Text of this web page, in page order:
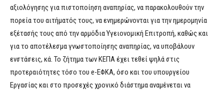
αξιολόγησης για πιστοποίηση αναπηρίας, να παρακολουθούν την
πορεία του αιτήματός τους, να ενημερώνονται για την ημερομηνία
εξέτασής τους από την αρμόδια Υγειονομική Επιτροπή, καθώς και
για το αποτέλεσμα γνωστοποίησης αναπηρίας, να υποβάλουν
ενστάσεις, κά. Το ζήτημα των ΚΕΠΑ έχει τεθεί ψηλά στις
προτεραιότητες τόσο του e-ΕΦΚΑ, όσο και του υπουργείου
Εργασίας και στο προσεχές χρονικό διάστημα αναμένεται να